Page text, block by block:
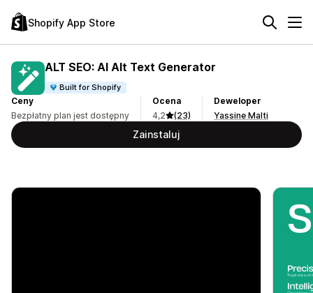
Shopify App Store
ALT SEO: AI Alt Text Generator
Built for Shopify
Ceny
Bezpłatny plan jest dostępny
Ocena
4,2
(23)
Deweloper
Yassine Malti
Zainstaluj